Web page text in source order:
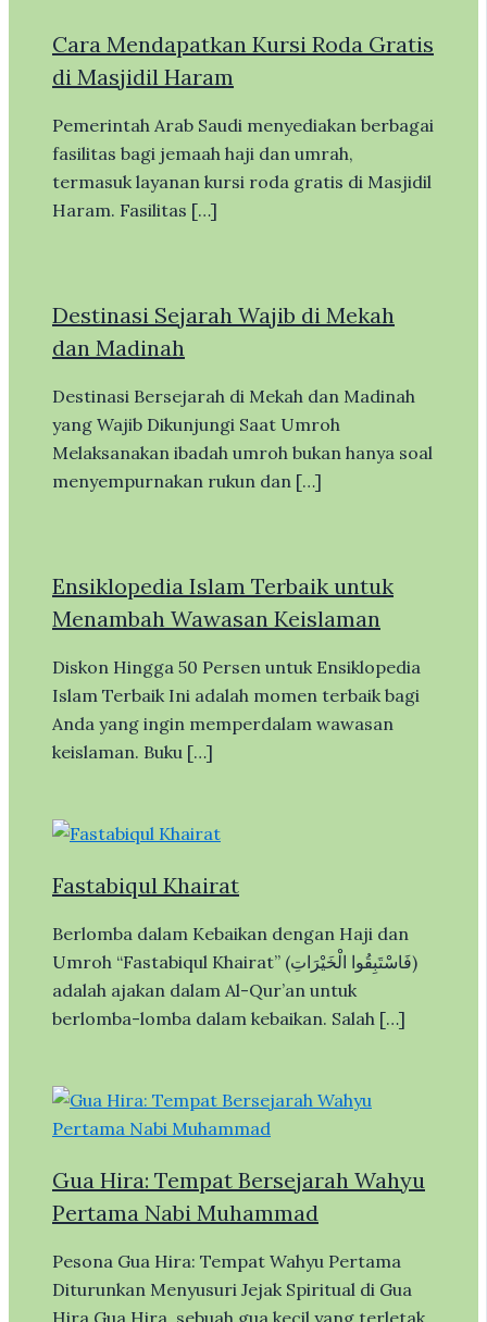
Cara Mendapatkan Kursi Roda Gratis
di Masjidil Haram
Pemerintah Arab Saudi menyediakan berbagai
fasilitas bagi jemaah haji dan umrah,
termasuk layanan kursi roda gratis di Masjidil
Haram. Fasilitas […]
Destinasi Sejarah Wajib di Mekah
dan Madinah
Destinasi Bersejarah di Mekah dan Madinah
yang Wajib Dikunjungi Saat Umroh
Melaksanakan ibadah umroh bukan hanya soal
menyempurnakan rukun dan […]
Ensiklopedia Islam Terbaik untuk
Menambah Wawasan Keislaman
Diskon Hingga 50 Persen untuk Ensiklopedia
Islam Terbaik Ini adalah momen terbaik bagi
Anda yang ingin memperdalam wawasan
keislaman. Buku […]
Fastabiqul Khairat
Berlomba dalam Kebaikan dengan Haji dan
Umroh “Fastabiqul Khairat” (فَاسْتَبِقُوا الْخَيْرَاتِ)
adalah ajakan dalam Al-Qur’an untuk
berlomba-lomba dalam kebaikan. Salah […]
Gua Hira: Tempat Bersejarah Wahyu
Pertama Nabi Muhammad
Pesona Gua Hira: Tempat Wahyu Pertama
Diturunkan Menyusuri Jejak Spiritual di Gua
Hira Gua Hira, sebuah gua kecil yang terletak